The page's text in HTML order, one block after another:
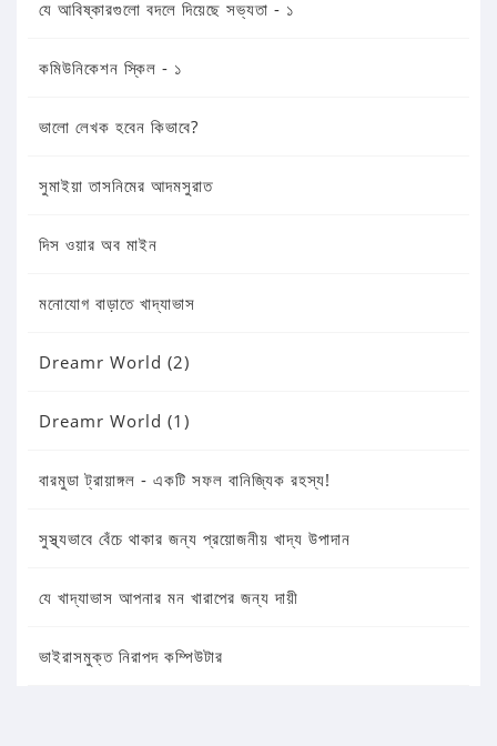
যে আবিষ্কারগুলো বদলে দিয়েছে সভ্যতা - ১
কমিউনিকেশন স্কিল - ১
ভালো লেখক হবেন কিভাবে?
সুমাইয়া তাসনিমের আদমসুরাত
দিস ওয়ার অব মাইন
মনোযোগ বাড়াতে খাদ্যাভাস
Dreamr World (2)
Dreamr World (1)
বারমুডা ট্রায়াঙ্গল - একটি সফল বানিজ্যিক রহস্য!
সুস্থ্যভাবে বেঁচে থাকার জন্য প্রয়োজনীয় খাদ্য উপাদান
যে খাদ্যাভাস আপনার মন খারাপের জন্য দায়ী
ভাইরাসমুক্ত নিরাপদ কম্পিউটার